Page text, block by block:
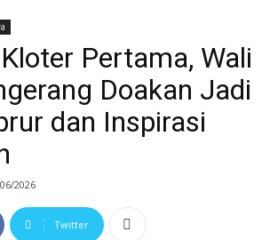
Pertama, Wali
Doakan Jadi
dan Inspirasi
2026
Twitter